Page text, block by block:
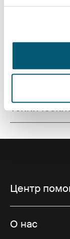
Все
Центр
О нас